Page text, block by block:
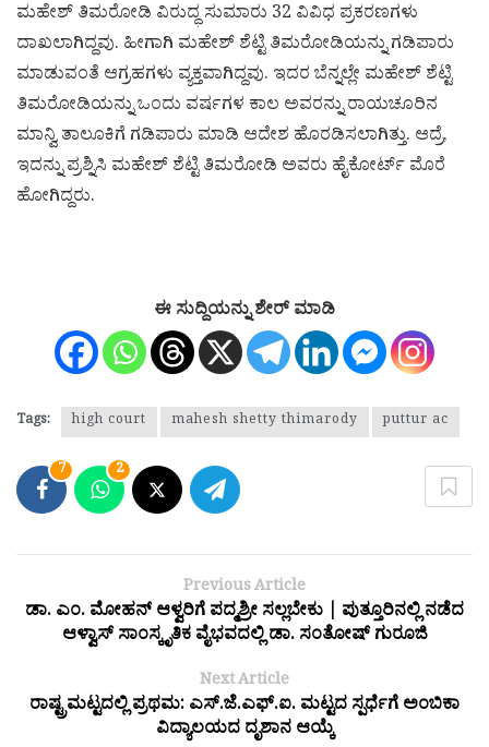
ಮಹೇಶ್ ತಿಮರೋಡಿ ವಿರುದ್ಧ ಸುಮಾರು 32 ವಿವಿಧ ಪ್ರಕರಣಗಳು
ದಾಖಲಾಗಿದ್ದವು. ಹೀಗಾಗಿ ಮಹೇಶ್ ಶೆಟ್ಟಿ ತಿಮರೋಡಿಯನ್ನು ಗಡಿಪಾರು
ಮಾಡುವಂತೆ ಆಗ್ರಹಗಳು ವ್ಯಕ್ತವಾಗಿದ್ದವು. ಇದರ ಬೆನ್ನಲ್ಲೇ ಮಹೇಶ್ ಶೆಟ್ಟಿ
ತಿಮರೋಡಿಯನ್ನು ಒಂದು ವರ್ಷಗಳ ಕಾಲ ಅವರನ್ನು ರಾಯಚೂರಿನ
ಮಾನ್ವಿ ತಾಲೂಕಿಗೆ ಗಡಿಪಾರು ಮಾಡಿ ಆದೇಶ ಹೊರಡಿಸಲಾಗಿತ್ತು. ಆದ್ರೆ,
ಇದನ್ನು ಪ್ರಶ್ನಿಸಿ ಮಹೇಶ್ ಶೆಟ್ಟಿ ತಿಮರೋಡಿ ಅವರು ಹೈಕೋರ್ಟ್​ ಮೊರೆ
ಹೋಗಿದ್ದರು.
ಈ ಸುದ್ದಿಯನ್ನು ಶೇರ್ ಮಾಡಿ
Tags: high court mahesh shetty thimarody puttur ac
7 2
Previous Article
ಡಾ. ಎಂ. ಮೋಹನ್ ಆಳ್ವರಿಗೆ ಪದ್ಮಶ್ರೀ ಸಲ್ಲಬೇಕು | ಪುತ್ತೂರಿನಲ್ಲಿ ನಡೆದ
ಆಳ್ವಾಸ್ ಸಾಂಸ್ಕೃತಿಕ ವೈಭವದಲ್ಲಿ ಡಾ. ಸಂತೋಷ್ ಗುರೂಜಿ
Next Article
ರಾಷ್ಟ್ರಮಟ್ಟದಲ್ಲಿ ಪ್ರಥಮ: ಎಸ್.ಜೆ.ಎಫ್.ಐ. ಮಟ್ಟದ ಸ್ಪರ್ಧೆಗೆ ಅಂಬಿಕಾ
ವಿದ್ಯಾಲಯದ ದೃಶಾನ ಆಯ್ಕೆ